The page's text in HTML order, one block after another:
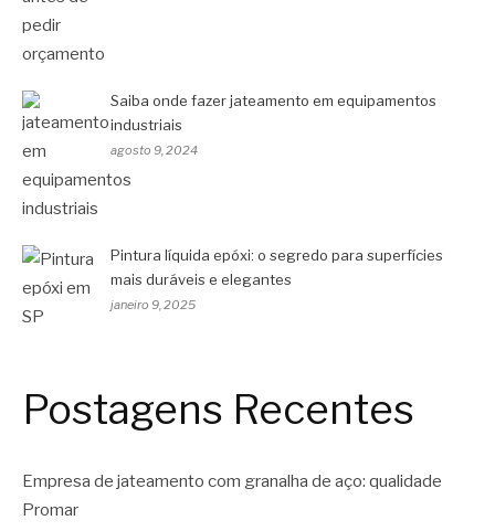
Saiba onde fazer jateamento em equipamentos
industriais
agosto 9, 2024
Pintura líquida epóxi: o segredo para superfícies
mais duráveis e elegantes
janeiro 9, 2025
Postagens Recentes
Empresa de jateamento com granalha de aço: qualidade
Promar